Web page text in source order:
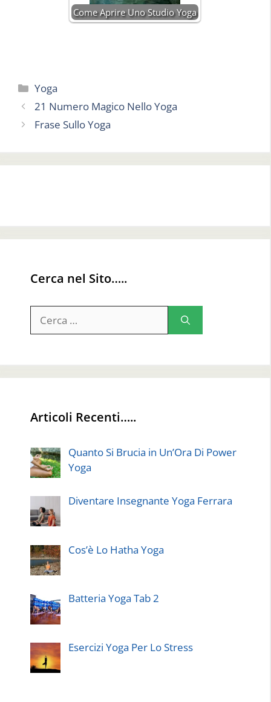
Come Aprire Uno Studio Yoga
Categorie
Yoga
21 Numero Magico Nello Yoga
Frase Sullo Yoga
Cerca nel Sito…..
per:
Articoli Recenti…..
Quanto Si Brucia in Un’Ora Di Power
Yoga
Diventare Insegnante Yoga Ferrara
Cos’è Lo Hatha Yoga
Batteria Yoga Tab 2
Esercizi Yoga Per Lo Stress